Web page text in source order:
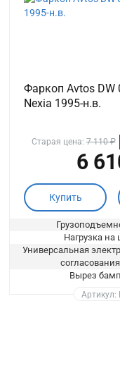
Фаркоп Avtos DW
Nexia 1995-н.в.
Старая цена:7 110 ₽
6
Купить
Нагрузка на
Универсальная
Вырез
Артикул: